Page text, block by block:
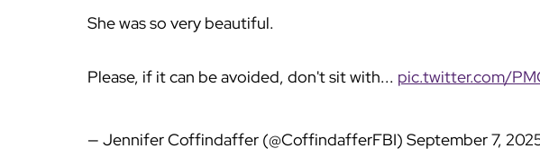
She was so very beautiful.
Please, if it can be avoided, don't sit with... pic.twitter.com/
— Jennifer Coffindaffer (@CoffindafferFBI) September 7,